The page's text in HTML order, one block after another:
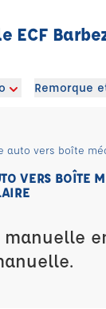
ECF
Remorque
auto vers boîte
VERS BOÎTE
manuelle